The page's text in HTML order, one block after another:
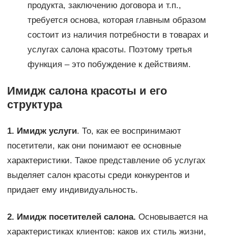
продукта, заключению договора и т.п.,
требуется основа, которая главным образом
состоит из наличия потребности в товарах и
услугах салона красоты. Поэтому третья
функция – это побуждение к действиям.
Имидж салона красоты и его
структура
1. Имидж услуги. То, как ее воспринимают
посетители, как они понимают ее основные
характеристики. Такое представление об услугах
выделяет салон красоты среди конкурентов и
придает ему индивидуальность.
2. Имидж посетителей салона. Основывается на
характеристиках клиентов: каков их стиль жизни,